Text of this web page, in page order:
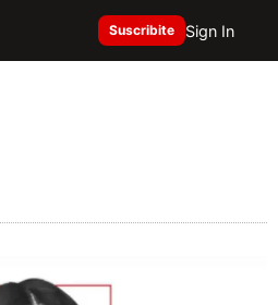
Suscribite Sign In